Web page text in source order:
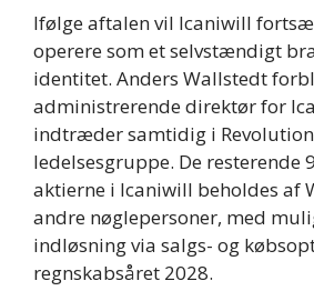
Ifølge aftalen vil Icaniwill
operere som et selvstændigt
identitet. Anders Wallstedt
administrerende direktør for
indtræder samtidig i
ledelsesgruppe. De resterende
aktierne i Icaniwill beholdes af
andre nøglepersoner, med
indløsning via salgs- og
regnskabsåret 2028.